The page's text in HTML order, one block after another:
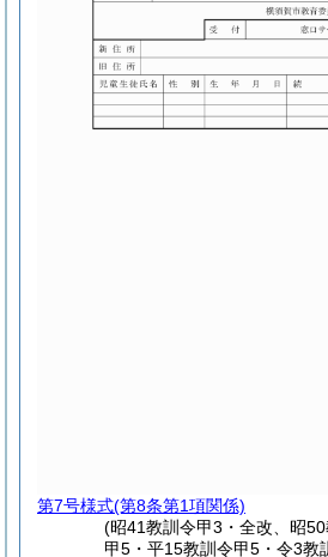
第7号様式(第8条第1項関係)
(昭41教訓令甲3・全改、昭
甲5・平15教訓令甲5・令3教